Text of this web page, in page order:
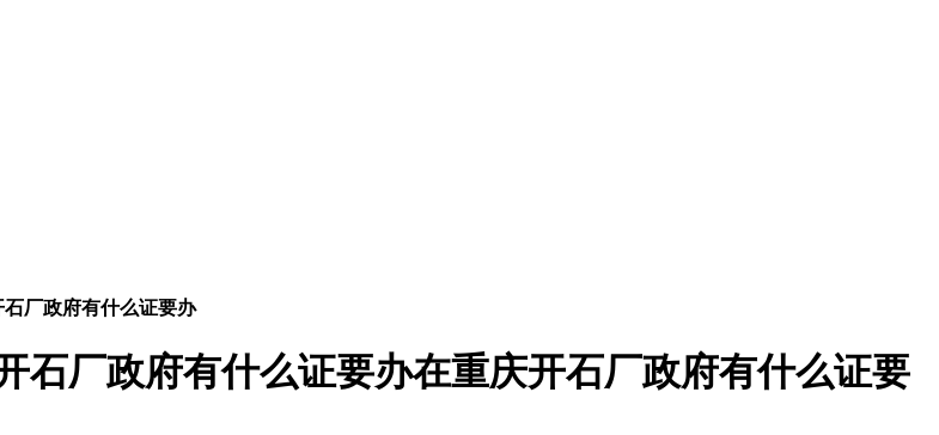
厂政府有什么证要办
石厂政府有什么证要办在重庆开石厂政府有什么证要